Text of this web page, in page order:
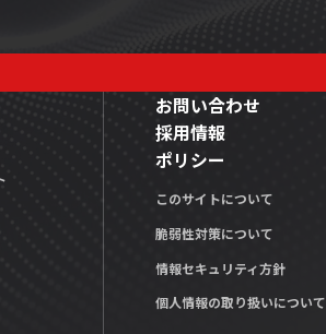
お問い合わせ
採用情報
ポリシー
このサイトについて
脆弱性対策について
情報セキュリティ方針
個人情報の取り扱いについて